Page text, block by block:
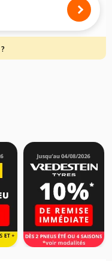
votre véhicule ci-dessous :
à titre indicatif. Il est
la dimension des pneus
de charge et de
soit complète.